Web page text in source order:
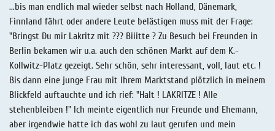
...bis man endlich mal wieder selbst nach Holland, Dänemark,
Finnland fährt oder andere Leute belästigen muss mit der Frage:
"Bringst Du mir Lakritz mit ??? Biiitte ? Zu Besuch bei Freunden in
Berlin bekamen wir u.a. auch den schönen Markt auf dem K.-
Kollwitz-Platz gezeigt. Sehr schön, sehr interessant, voll, laut etc. !
Bis dann eine junge Frau mit Ihrem Marktstand plötzlich in meinem
Blickfeld auftauchte und ich rief: "Halt ! LAKRITZE ! Alle
stehenbleiben !" Ich meinte eigentlich nur Freunde und Ehemann,
aber irgendwie hatte ich das wohl zu laut gerufen und mein